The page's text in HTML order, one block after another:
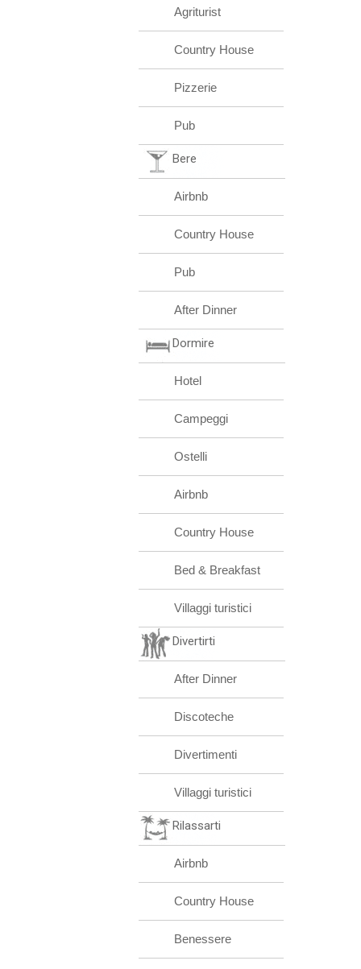
Agriturist
Country House
Pizzerie
Pub
Bere
Airbnb
Country House
Pub
After Dinner
Dormire
Hotel
Campeggi
Ostelli
Airbnb
Country House
Bed & Breakfast
Villaggi turistici
Divertirti
After Dinner
Discoteche
Divertimenti
Villaggi turistici
Rilassarti
Airbnb
Country House
Benessere